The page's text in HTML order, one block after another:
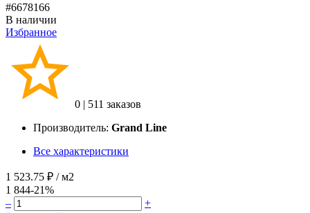
#6678166
В наличии
Избранное
0 | 511 заказов
Производитель: Grand Line
Все характеристики
1 523.75 ₽ / м2
1 844-21%
–
+